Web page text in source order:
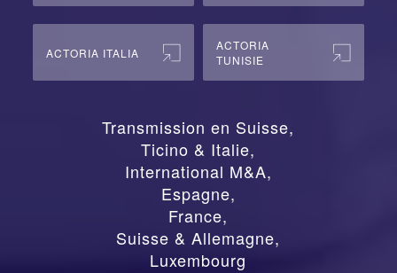
ACTORIA ITALIA
ACTORIA
TUNISIE
Transmission en Suisse,
Ticino & Italie,
International M&A,
Espagne,
France,
Suisse & Allemagne,
Luxembourg